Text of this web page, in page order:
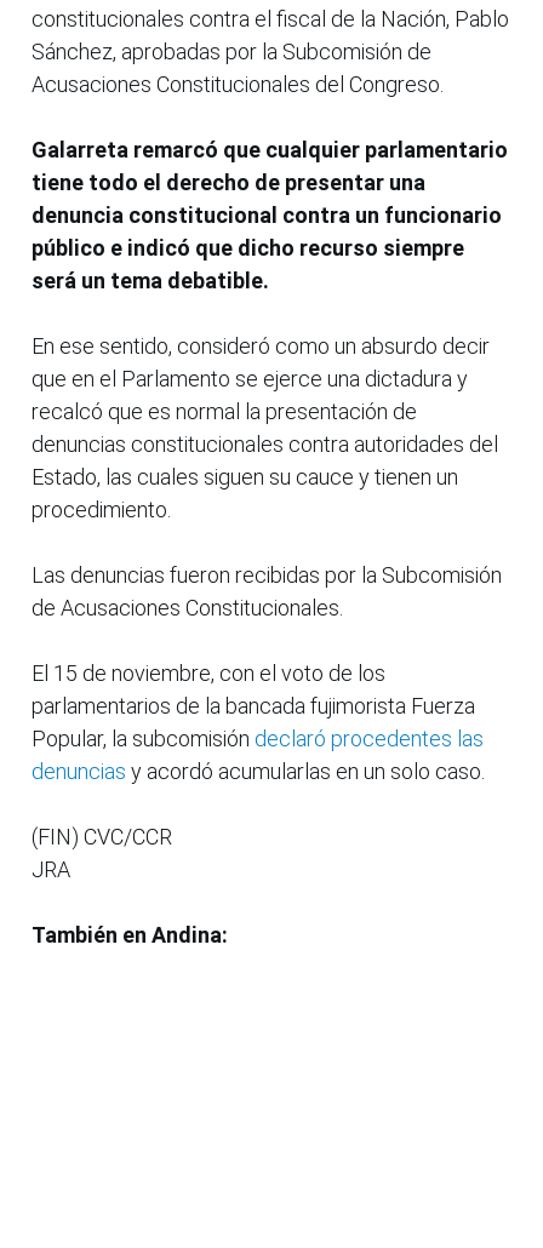
constitucionales contra el fiscal de la Nación, Pablo
Sánchez, aprobadas por la Subcomisión de
Acusaciones Constitucionales del Congreso.
Galarreta remarcó que cualquier parlamentario
tiene todo el derecho de presentar una
denuncia constitucional contra un funcionario
público e indicó que dicho recurso siempre
será un tema debatible.
En ese sentido, consideró como un absurdo decir
que en el Parlamento se ejerce una dictadura y
recalcó que es normal la presentación de
denuncias constitucionales contra autoridades del
Estado, las cuales siguen su cauce y tienen un
procedimiento.
Las denuncias fueron recibidas por la Subcomisión
de Acusaciones Constitucionales.
El 15 de noviembre, con el voto de los
parlamentarios de la bancada fujimorista Fuerza
Popular, la subcomisión declaró procedentes las
denuncias y acordó acumularlas en un solo caso.
(FIN) CVC/CCR
JRA
También en Andina: